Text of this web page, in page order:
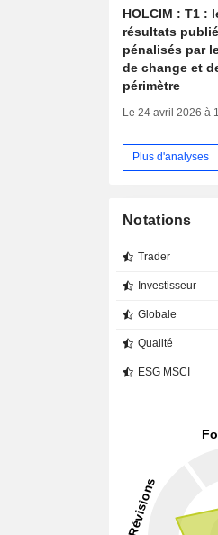
HOLCIM : T1 :
résultats
pénalisés par
de change et
périmètre
Le 24 avril 2026 à
Plus d'analyses
Notations
Trader
Investisseur
Globale
Qualité
ESG MSCI